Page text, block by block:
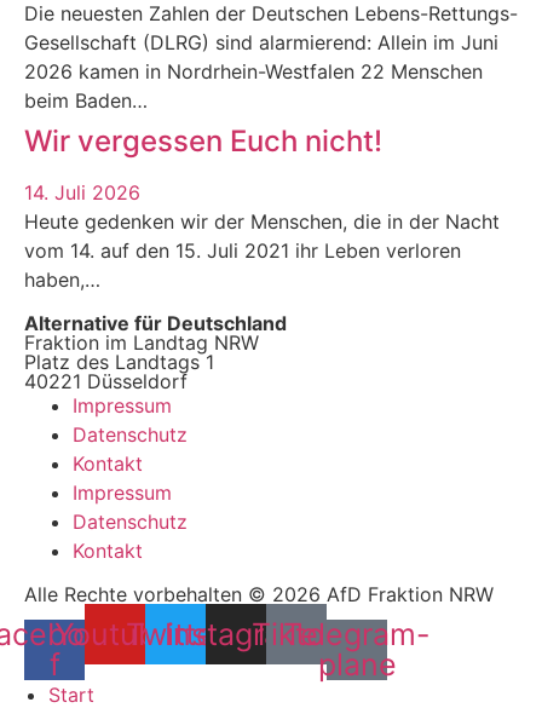
Die neuesten Zahlen der Deutschen Lebens-Rettungs-
Gesellschaft (DLRG) sind alarmierend: Allein im Juni
2026 kamen in Nordrhein-Westfalen 22 Menschen
beim Baden…
Wir vergessen Euch nicht!
14. Juli 2026
Heute gedenken wir der Menschen, die in der Nacht
vom 14. auf den 15. Juli 2021 ihr Leben verloren
haben,…
Alternative für Deutschland
Fraktion im Landtag NRW
Platz des Landtags 1
40221 Düsseldorf
Impressum
Datenschutz
Kontakt
Impressum
Datenschutz
Kontakt
Alle Rechte vorbehalten © 2026 AfD Fraktion NRW
f
YoutubeTwitter
Instagram
Tiktok
Telegram-
plane
Start